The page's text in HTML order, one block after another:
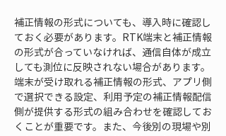
補正情報の形式についても、導入時に確認し
ておく必要があります。RTK端末と補正情報
の形式が合っていなければ、通信自体が成立
しても測位に反映されない場合があります。
端末が受け取れる補正情報の形式、アプリ側
で選択できる設定、利用予定の補正情報配信
側が提供する形式の組み合わせを確認してお
くことが重要です。また、今後別の現場や別